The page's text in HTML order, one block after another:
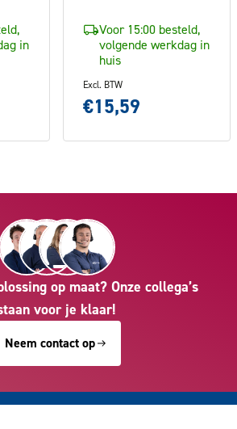
in
Voor 15:00 besteld,
volgende werkdag in
huis
Excl. BTW
€15,59
op maat? Onze collega’s
voor je klaar!
Neem contact op